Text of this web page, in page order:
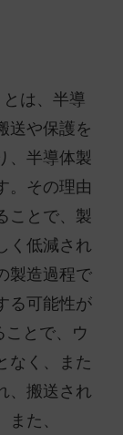
は、半導
送や保護を
、半導体製
。その理由
ことで、製
く低減され
製造過程で
る可能性が
とで、ウ
なく、また
、搬送され
た、